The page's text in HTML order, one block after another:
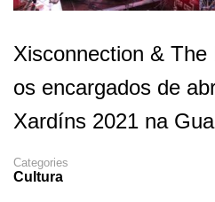
Xisconnection & The
os encargados de
Xardíns 2021 na
Categories
Cultura